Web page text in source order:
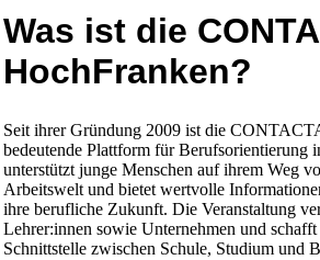
Was ist die
HochFranken?
Seit ihrer Gründung 2009 ist die
bedeutende Plattform für Berufsorientierung
unterstützt junge Menschen auf ihrem Weg
Arbeitswelt und bietet wertvolle
ihre berufliche Zukunft. Die Veranstaltung
Lehrer:innen sowie Unternehmen und
Schnittstelle zwischen Schule, Studium und